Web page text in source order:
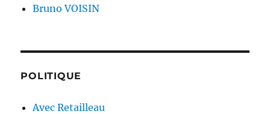
Bruno VOISIN
POLITIQUE
Avec Retailleau